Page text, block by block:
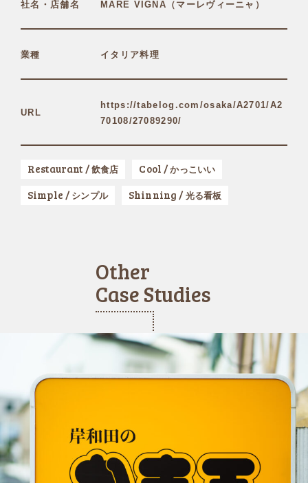
社名・店舗名 MARE VIGNA（マーレヴィーニャ）
業種 イタリア料理
URL
https://tabelog.com/osaka/A2701/A2
70108/27089290/
Restaurant / 飲食店 Cool / かっこいい
Simple / シンプル Shinning / 光る看板
Other
Case Studies